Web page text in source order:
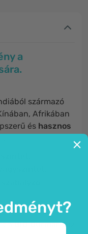
a
származó
Afrikában
és hasznos
aBIO Gurmar6 íz